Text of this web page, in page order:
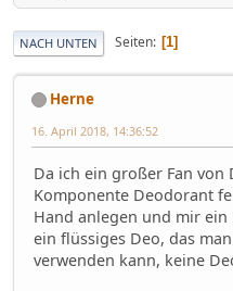
NACH UNTEN Seiten 1
Herne
16. April 2018, 14:36:52
Da ich ein großer Fan
Komponente Deodorant
Hand anlegen und mir
ein flüssiges Deo, das
verwenden kann, keine